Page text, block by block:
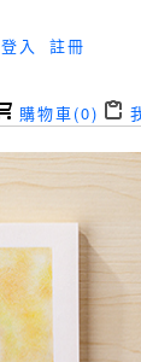
登入 註冊
購物車(0)